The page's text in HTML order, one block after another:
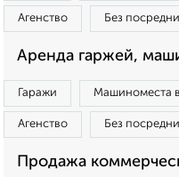
Агенство Без
Аренда гаржей,
Гаражи Машиноместа
Агенство Без
Продажа